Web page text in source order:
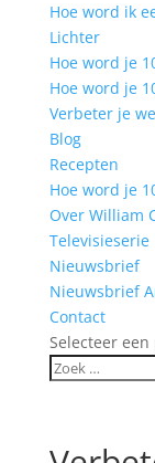
Hoe word ik
Lichter
Hoe word je
Hoe word je
Verbeter je
Blog
Recepten
Hoe word je
Over William
Televisieserie
Nieuwsbrief
Nieuwsbrief
Contact
Selecteer een